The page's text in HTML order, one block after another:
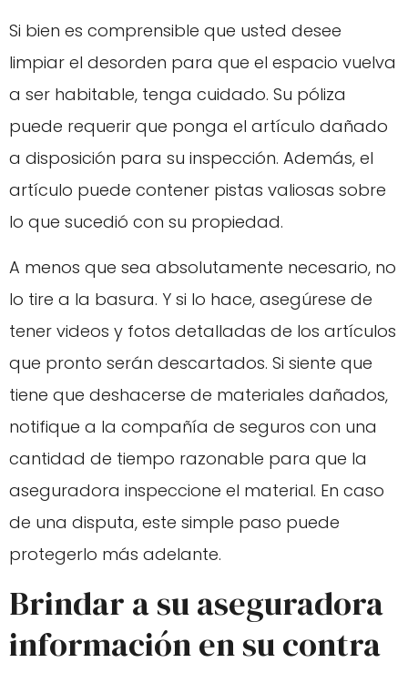
Si bien es comprensible que usted desee
limpiar el desorden para que el espacio vuelva
a ser habitable, tenga cuidado. Su póliza
puede requerir que ponga el artículo dañado
a disposición para su inspección. Además, el
artículo puede contener pistas valiosas sobre
lo que sucedió con su propiedad.
A menos que sea absolutamente necesario, no
lo tire a la basura. Y si lo hace, asegúrese de
tener videos y fotos detalladas de los artículos
que pronto serán descartados. Si siente que
tiene que deshacerse de materiales dañados,
notifique a la compañía de seguros con una
cantidad de tiempo razonable para que la
aseguradora inspeccione el material. En caso
de una disputa, este simple paso puede
protegerlo más adelante.
Brindar a su aseguradora
información en su contra